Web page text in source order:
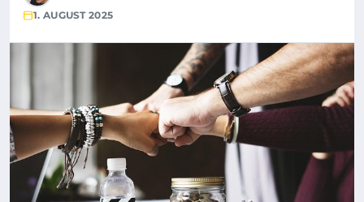
1. AUGUST 2025